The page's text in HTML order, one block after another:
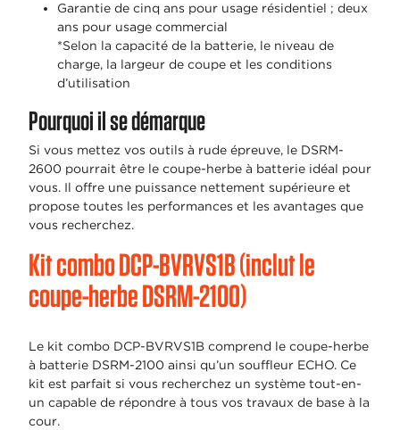
Garantie de cinq ans pour usage résidentiel ; deux
ans pour usage commercial
*Selon la capacité de la batterie, le niveau de
charge, la largeur de coupe et les conditions
d’utilisation
Pourquoi il se démarque
Si vous mettez vos outils à rude épreuve, le DSRM-
2600 pourrait être le coupe-herbe à batterie idéal pour
vous. Il offre une puissance nettement supérieure et
propose toutes les performances et les avantages que
vous recherchez.
Kit combo DCP-BVRVS1B (inclut le
coupe-herbe DSRM-2100)
Le kit combo DCP-BVRVS1B comprend le coupe-herbe
à batterie DSRM-2100 ainsi qu’un souffleur ECHO. Ce
kit est parfait si vous recherchez un système tout-en-
un capable de répondre à tous vos travaux de base à la
cour.